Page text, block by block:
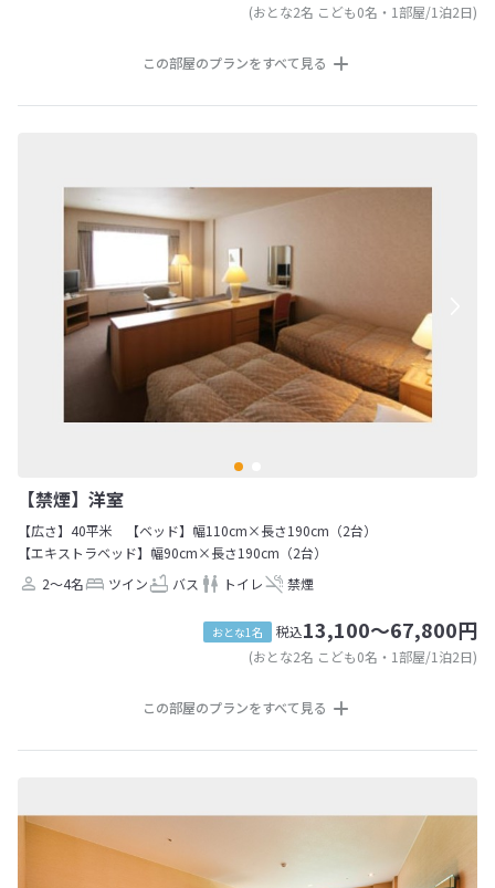
(おとな2名 こども0名・1部屋/1泊2日)
この部屋のプランをすべて見る
【禁煙】洋室
【広さ】40平米
【ベッド】幅110cm×長さ190cm（2台）
【エキストラベッド】幅90cm×長さ190cm（2台）
2～4名
ツイン バス トイレ 禁煙
おとな1名 税込13,100～67,800円
(おとな2名 こども0名・1部屋/1泊2日)
この部屋のプランをすべて見る